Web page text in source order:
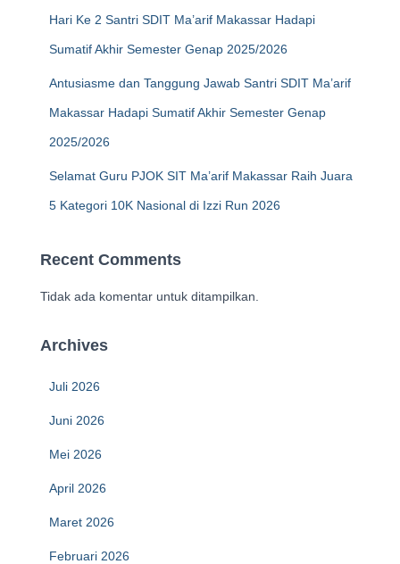
Hari Ke 2 Santri SDIT Ma’arif Makassar Hadapi
Sumatif Akhir Semester Genap 2025/2026
Antusiasme dan Tanggung Jawab Santri SDIT Ma’arif
Makassar Hadapi Sumatif Akhir Semester Genap
2025/2026
Selamat Guru PJOK SIT Ma’arif Makassar Raih Juara
5 Kategori 10K Nasional di Izzi Run 2026
Recent Comments
Tidak ada komentar untuk ditampilkan.
Archives
Juli 2026
Juni 2026
Mei 2026
April 2026
Maret 2026
Februari 2026